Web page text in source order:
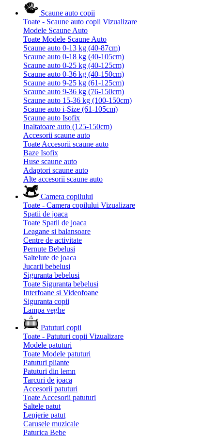
Scaune auto copii
Toate - Scaune auto copii Vizualizare
Modele Scaune Auto
Toate Modele Scaune Auto
Scaune auto 0-13 kg (40-87cm)
Scaune auto 0-18 kg (40-105cm)
Scaune auto 0-25 kg (40-125cm)
Scaune auto 0-36 kg (40-150cm)
Scaune auto 9-25 kg (61-125cm)
Scaune auto 9-36 kg (76-150cm)
Scaune auto 15-36 kg (100-150cm)
Scaune auto i-Size (61-105cm)
Scaune auto Isofix
Inaltatoare auto (125-150cm)
Accesorii scaune auto
Toate Accesorii scaune auto
Baze Isofix
Huse scaune auto
Adaptori scaune auto
Alte accesorii scaune auto
Camera copilului
Toate - Camera copilului Vizualizare
Spatii de joaca
Toate Spatii de joaca
Leagane si balansoare
Centre de activitate
Pernute Bebelusi
Saltelute de joaca
Jucarii bebelusi
Siguranta bebelusi
Toate Siguranta bebelusi
Interfoane si Videofoane
Siguranta copii
Lampa veghe
Patuturi copii
Toate - Patuturi copii Vizualizare
Modele patuturi
Toate Modele patuturi
Patuturi pliante
Patuturi din lemn
Tarcuri de joaca
Accesorii patuturi
Toate Accesorii patuturi
Saltele patut
Lenjerie patut
Carusele muzicale
Paturica Bebe